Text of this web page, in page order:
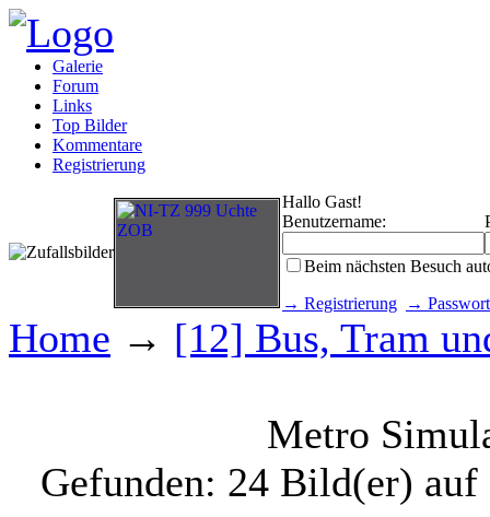
Galerie
Forum
Links
Top Bilder
Kommentare
Registrierung
Hallo Gast!
Benutzername:
Beim nächsten Besuch
→ Registrierung
→
Home → [12] Bus, Tram
Metro
Gefunden: 24 Bild(er)